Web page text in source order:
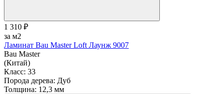
1 310 ₽
за м2
Ламинат Bau Master Loft Лаунж 9007
Bau Master
(Китай)
Класс: 33
Порода дерева: Дуб
Толщина: 12,3 мм